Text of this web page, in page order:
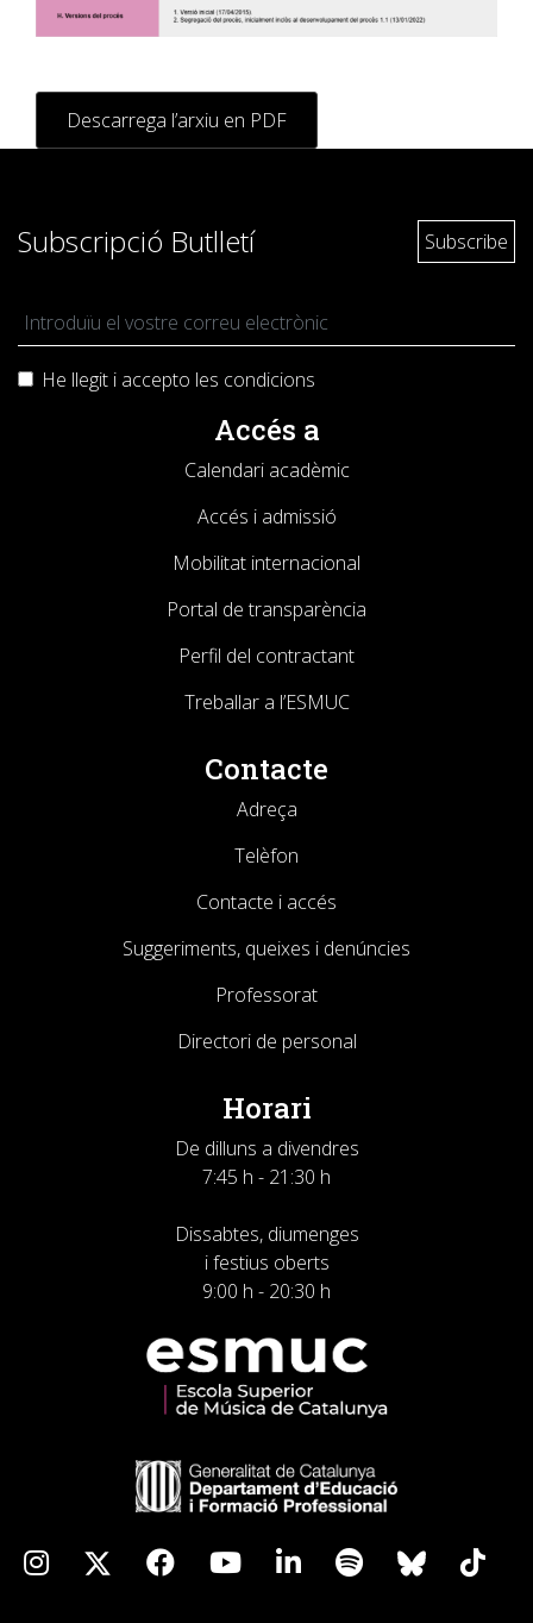
Descarrega l’arxiu en PDF
Subscripció Butlletí
He llegit i accepto les condicions
Accés a
Calendari acadèmic
Accés i admissió
Mobilitat internacional
Portal de transparència
Perfil del contractant
Treballar a l’ESMUC
Contacte
Adreça
Telèfon
Contacte i accés
Suggeriments, queixes i denúncies
Professorat
Directori de personal
Horari
De dilluns a divendres
7:45 h - 21:30 h
Dissabtes, diumenges
i festius oberts
9:00 h - 20:30 h